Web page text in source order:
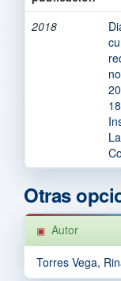
2018
Otras
Autor
Torres Vega,